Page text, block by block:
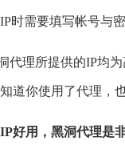
时需要填写帐号与密
代理所提供的IP均
道你使用了代理，
好用，黑洞代理是